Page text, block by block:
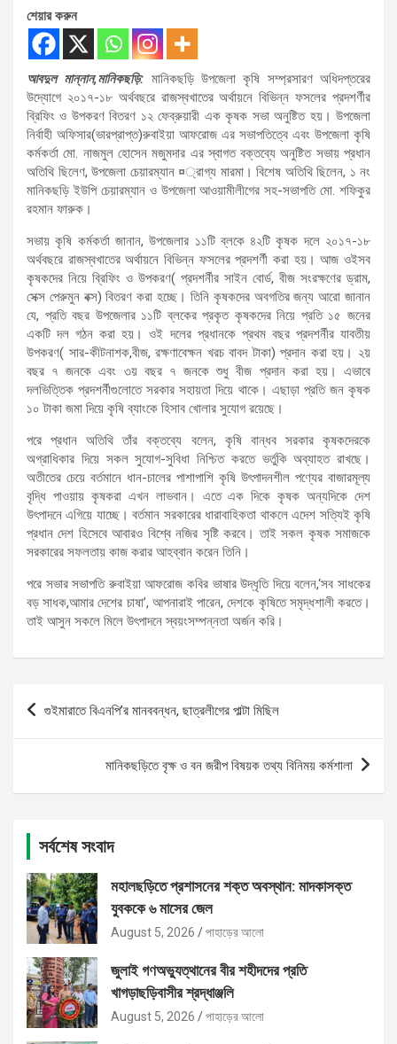
শেয়ার করুন
আবদুল মান্নান,মানিকছড়ি: মানিকছড়ি উপজেলা কৃষি সম্প্রসারণ অধিদপ্তরের
উদ্যোগে ২০১৭-১৮ অর্থবছরে রাজস্বখাতের অর্থায়নে বিভিন্ন ফসলের প্রদশর্ণীর
ব্রিফিং ও উপকরণ বিতরণ ১২ ফেব্রুয়ারী এক কৃষক সভা অনুষ্টিত হয়। উপজেলা
নির্বাহী অফিসার(ভারপ্রাপ্ত)রুবাইয়া আফরোজ এর সভাপতিত্বে এবং উপজেলা কৃষি
কর্মকর্তা মো. নাজমুল হোসেন মজুমদার এর স্বাগত বক্তব্যে অনুষ্টিত সভায় প্রধান
অতিথি ছিলেণ, উপজেলা চেয়ারম্যান ¤্রাগ্য মারমা। বিশেষ অতিথি ছিলেন, ১ নং
মানিকছড়ি ইউপি চেয়ারম্যান ও উপজেলা আওয়ামীলীগের সহ-সভাপতি মো. শফিকুর
রহমান ফারুক।
সভায় কৃষি কর্মকর্তা জানান, উপজেলার ১১টি ব্লকে ৪২টি কৃষক দলে ২০১৭-১৮
অর্থবছরে রাজস্বখাতের অর্থায়নে বিভিন্ন ফসলের প্রদশর্ণী করা হয়। আজ ওইসব
কৃষকদের নিয়ে ব্রিফিং ও উপকরণ( প্রদশর্নীর সাইন বোর্ড, বীজ সংরক্ষণের ড্রাম,
সেক্স পেরুমুন বক্স) বিতরণ করা হচ্ছে। তিনি কৃষকদের অবগতির জন্য আরো জানান
যে, প্রতি বছর উপজেলার ১১টি ব্লকের প্রকৃত কৃষকদের নিয়ে প্রতি ১৫ জনের
একটি দল গঠন করা হয়। ওই দলের প্রধানকে প্রথম বছর প্রদশর্নীর যাবতীয়
উপকরণ( সার-কীটনাশক,বীজ, রক্ষণাবেক্ষন খরচ বাবদ টাকা) প্রদান করা হয়। ২য়
বছর ৭ জনকে এবং ৩য় বছর ৭ জনকে শুধু বীজ প্রদান করা হয়। এভাবে
দলভিত্তিক প্রদশর্নীগুলোতে সরকার সহায়তা দিয়ে থাকে। এছাড়া প্রতি জন কৃষক
১০ টাকা জমা দিয়ে কৃষি ব্যাংকে হিসাব খোলার সুযোগ রয়েছে।
পরে প্রধান অতিথি তাঁর বক্তব্যে বলেন, কৃষি বান্ধব সরকার কৃষকদেরকে
অগ্রাধিকার দিয়ে সকল সুযোগ-সুবিধা নিশ্চিত করতে ভর্তুকি অব্যাহত রাখছে।
অতীতের চেয়ে বর্তমানে ধান-চালের পাশাপাশি কৃষি উৎপাদনশীল পণ্যের বাজারমূল্য
বৃদ্ধি পাওয়ায় কৃষকরা এখন লাভবান। এতে এক দিকে কৃষক অন্যদিকে দেশ
উৎপাদনে এগিয়ে যাচ্ছে। বর্তমান সরকারের ধারাবাহিকতা থাকলে এদেশ সত্যিই কৃষি
প্রধান দেশ হিসেবে আবারও বিশ্বে নজির সৃষ্টি করবে। তাই সকল কৃষক সমাজকে
সরকারের সফলতায় কাজ করার আহব্বান করেন তিনি।
পরে সভার সভাপতি রুবাইয়া আফরোজ কবির ভাষার উদ্ধৃতি দিয়ে বলেন,‘সব সাধকের
বড় সাধক,আমার দেশের চাষা’, আপনারাই পারেন, দেশকে কৃষিতে সমৃদ্ধশালী করতে।
তাই আসুন সকলে মিলে উৎপাদনে স্বয়ংসম্পন্নতা অর্জন করি।
Post
গুইমারাতে বিএনপি’র মানববন্ধন, ছাত্রলীগের পাল্টা মিছিল
মানিকছড়িতে বৃক্ষ ও বন জরীপ বিষয়ক তথ্য বিনিময় কর্মশালা
সর্বশেষ সংবাদ
মহালছড়িতে প্রশাসনের শক্ত অবস্থান: মাদকাসক্ত
যুবককে ৬ মাসের জেল
August 5, 2026 পাহাড়ের আলো
জুলাই গণঅভ্যুত্থানের বীর শহীদদের প্রতি
খাগড়াছড়িবাসীর শ্রদ্ধাঞ্জলি
August 5, 2026 পাহাড়ের আলো